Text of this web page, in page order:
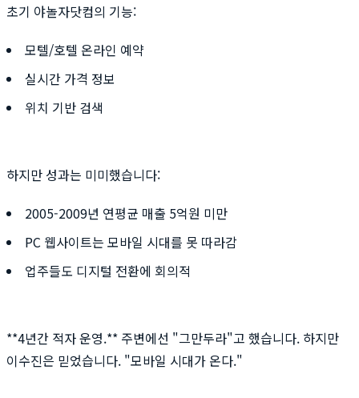
초기 야놀자닷컴의 기능:
모텔/호텔 온라인 예약
실시간 가격 정보
위치 기반 검색
하지만 성과는 미미했습니다:
2005-2009년 연평균 매출 5억원 미만
PC 웹사이트는 모바일 시대를 못 따라감
업주들도 디지털 전환에 회의적
**4년간 적자 운영.** 주변에선 "그만두라"고 했습니다. 하지만
이수진은 믿었습니다. "모바일 시대가 온다."